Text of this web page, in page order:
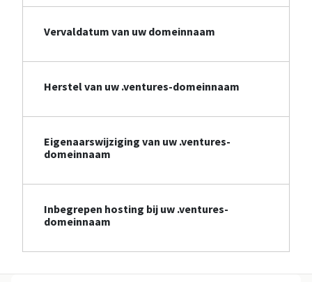
Vervaldatum van uw domeinnaam
Herstel van uw .ventures-domeinnaam
Eigenaarswijziging van uw .ventures-
domeinnaam
Inbegrepen hosting bij uw .ventures-
domeinnaam